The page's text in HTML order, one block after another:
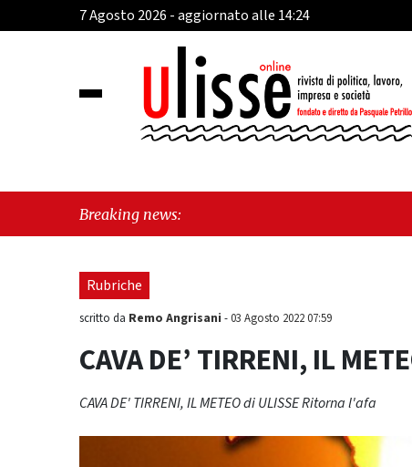
7 Agosto 2026 - aggiornato alle 14:24
Breaking news: "Cava
perché
Rubriche
scritto da Remo Angrisani -03 Agosto 2022 07:59
CAVA DE’ TIRRENI, IL
CAVA DE' TIRRENI, IL METEO di ULISSE Ritorna l'afa